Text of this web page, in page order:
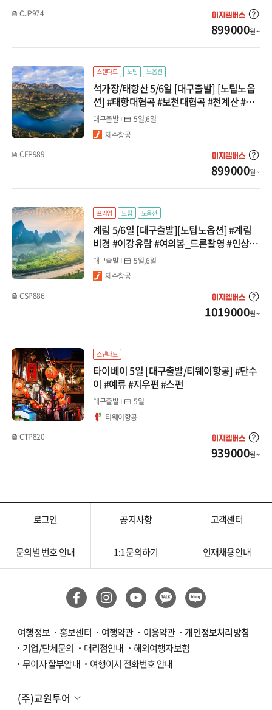
CJP974
899000원 ~
스탠다드 노팁 노옵션
석가장/태항산 5/6일 [대구출발] [노팁노옵
션] #태항대협곡 #보천대협곡 #천계산 #전
신마사지 #통천협
대구출발
5일,6일
제주항공
CEP989
899000원 ~
프라임 노팁 노옵션
계림 5/6일 [대구출발][노팁노옵션] #계림
비경 #이강유람 #여의봉_드론촬영 #인상유
삼저 #양강사호유람선 #용승온천(6일일정)
대구출발
5일,6일
제주항공
CSP886
1019000원 ~
스탠다드
타이베이 5일 [대구출발/티웨이항공] #단수
이 #예류 #지우펀 #스펀
대구출발
5일
티웨이항공
CTP820
939000원 ~
로그인 공지사항 고객센터
문의별 번호 안내 1:1 문의하기 인재채용안내
여행정보 홍보센터 여행약관 이용약관
개인정보처리방침
기업/단체문의
대리점안내
해외여행자보험
무이자 할부안내
여행이지 전화번호 안내
(주)교원투어